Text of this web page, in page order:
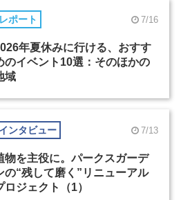
レポート 7/16
年夏休みに行ける、おすす
のイベント10選：そのほかの
域
インタビュー 7/13
物を主役に。パークスガーデ
の“残して磨く”リニューアル
ロジェクト（1）